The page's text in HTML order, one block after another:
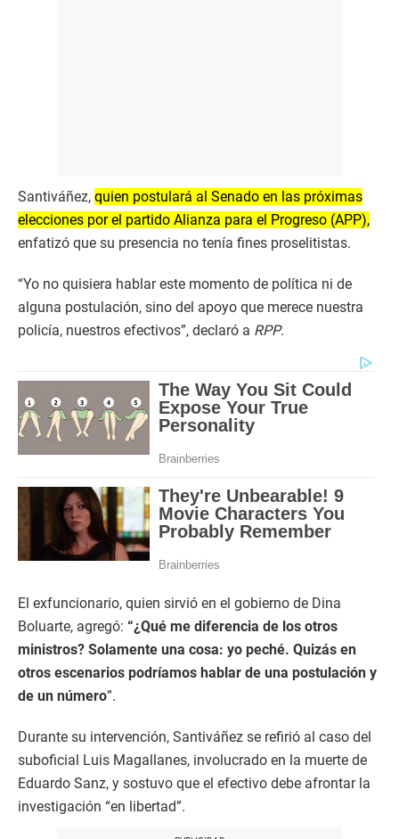
Santiváñez, quien postulará al Senado en las próximas
elecciones por el partido Alianza para el Progreso (APP),
enfatizó que su presencia no tenía fines proselitistas.
“Yo no quisiera hablar este momento de política ni de
alguna postulación, sino del apoyo que merece nuestra
policía, nuestros efectivos”, declaró a RPP.
El exfuncionario, quien sirvió en el gobierno de Dina
Boluarte, agregó: “¿Qué me diferencia de los otros
ministros? Solamente una cosa: yo peché. Quizás en
otros escenarios podríamos hablar de una postulación y
de un número”.
Durante su intervención, Santiváñez se refirió al caso del
suboficial Luis Magallanes, involucrado en la muerte de
Eduardo Sanz, y sostuvo que el efectivo debe afrontar la
investigación “en libertad”.